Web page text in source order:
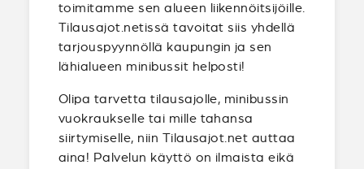
toimitamme sen alueen liikennöitsijöille.
Tilausajot.netissä tavoitat siis yhdellä
tarjouspyynnöllä kaupungin ja sen
lähialueen minibussit helposti!
Olipa tarvetta tilausajolle, minibussin
vuokraukselle tai mille tahansa
siirtymiselle, niin Tilausajot.net auttaa
aina! Palvelun käyttö on ilmaista eikä